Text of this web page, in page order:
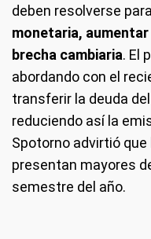
deben resolverse
monetaria,
brecha cambiaria. El
abordando con el
transferir la deuda
reduciendo así la
Spotorno advirtió
presentan mayores
semestre del año.